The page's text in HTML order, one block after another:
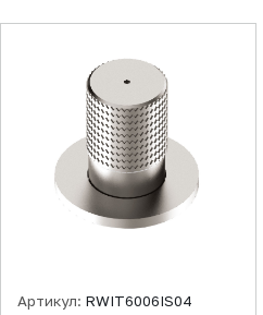
Артикул: RWIT6006IS04